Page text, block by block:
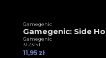
Gamegenic
Gamegenic: Side
Gamegenic
3T23191
11,95 zł